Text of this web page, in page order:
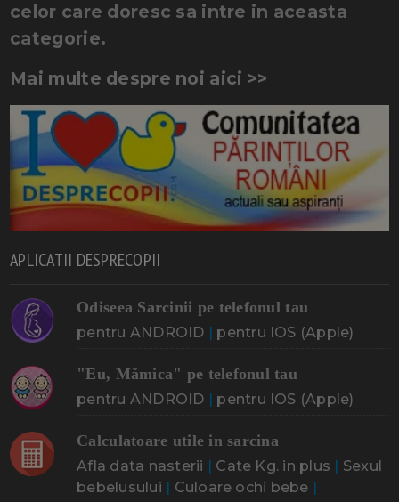
celor care doresc sa intre in aceasta
categorie.
Mai multe despre noi aici >>
APLICATII DESPRECOPII
Odiseea Sarcinii pe telefonul tau
pentru ANDROID | pentru IOS (Apple)
"Eu, Mămica" pe telefonul tau
pentru ANDROID | pentru IOS (Apple)
Calculatoare utile in sarcina
Afla data nasterii | Cate Kg. in plus | Sexul
bebelusului | Culoare ochi bebe |